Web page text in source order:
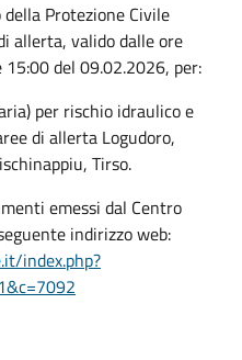
Protezione Civile
allerta, valido dalle ore
del 09.02.2026, per:
per rischio idraulico e
di allerta Logudoro,
Tirso.
emessi dal Centro
indirizzo web:
index.php?